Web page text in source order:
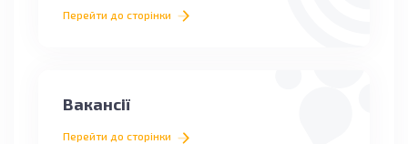
Перейти до сторінки
Вакансії
Перейти до сторінки